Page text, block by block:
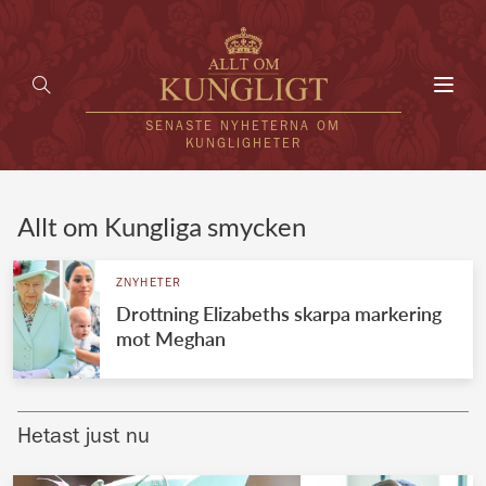
SENASTE NYHETERNA OM
KUNGLIGHETER
UTLÄNDSKT
VÄRLDENS KUNGAHUS
Brittiska kungahuset
Allt om Kungliga smycken
ZNYHETER
Drottning Elizabeths skarpa markering
mot Meghan
Hetast just nu